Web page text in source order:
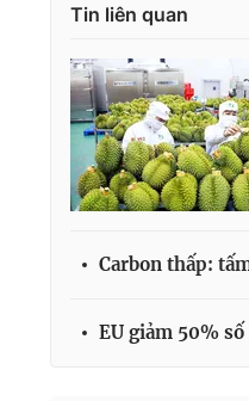
Tin liên quan
Carbon thấp:
EU giảm 50%